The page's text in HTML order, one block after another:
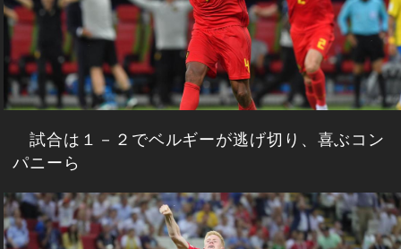
試合は１－２でベルギーが逃げ切り、喜ぶコン
パニーら